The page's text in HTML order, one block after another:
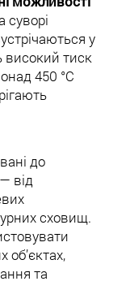
суворі
у
високий тиск
450 °C
до
від
сховищ.
об’єктах,
та